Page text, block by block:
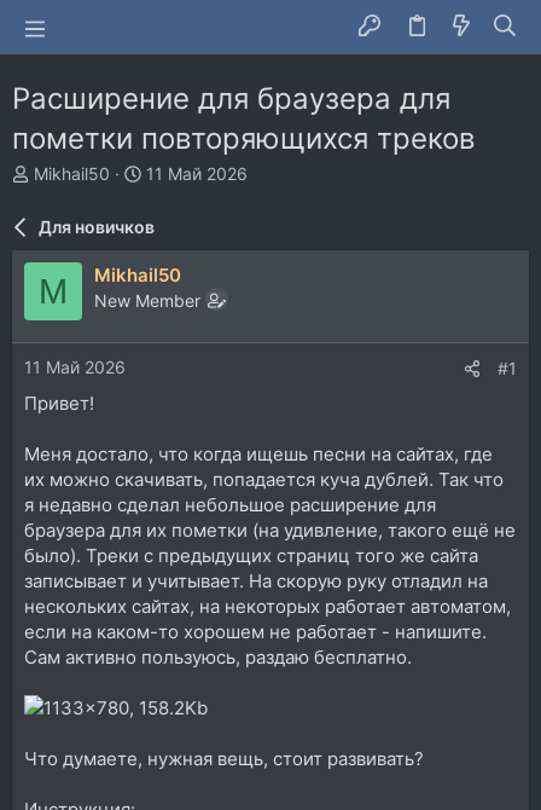
Расширение для браузера для
пометки повторяющихся треков
А
о
р
е
Mikhail50
Д
н
а
ч
11 Май 2026
Для новичков
M Mikhail50
New Member
11 Май 2026 #1
Привет!
Меня достало, что когда ищешь песни на сайтах, где
их можно скачивать, попадается куча дублей. Так что
я недавно сделал небольшое расширение для
браузера для их пометки (на удивление, такого ещё не
было). Треки с предыдущих страниц того же сайта
записывает и учитывает. На скорую руку отладил на
нескольких сайтах, на некоторых работает автоматом,
если на каком-то хорошем не работает - напишите.
Сам активно пользуюсь, раздаю бесплатно.
Что думаете, нужная вещь, стоит развивать?